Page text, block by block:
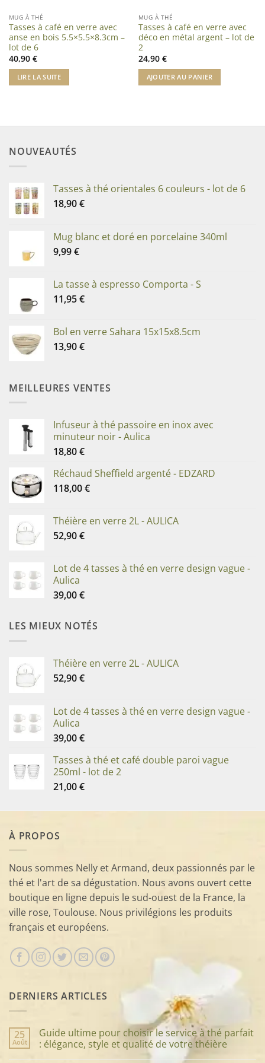
MUG À THÉ
Tasses à café en verre avec
anse en bois 5.5×5.5×8.3cm –
lot de 6
40,90 €
LIRE LA SUITE
MUG À THÉ
Tasses à café en verre avec
déco en métal argent – lot de
2
24,90 €
AJOUTER AU PANIER
NOUVEAUTÉS
Tasses à thé orientales 6 couleurs - lot de 6
18,90€
Mug blanc et doré en porcelaine 340ml
9,99€
La tasse à espresso Comporta - S
11,95€
Bol en verre Sahara 15x15x8.5cm
13,90€
MEILLEURES VENTES
Infuseur à thé passoire en inox avec
minuteur noir - Aulica
18,80€
Réchaud Sheffield argenté - EDZARD
118,00€
Théière en verre 2L - AULICA
52,90€
Lot de 4 tasses à thé en verre design vague -
Aulica
39,00€
LES MIEUX NOTÉS
Théière en verre 2L - AULICA
52,90€
Lot de 4 tasses à thé en verre design vague -
Aulica
39,00€
Tasses à thé et café double paroi vague
250ml - lot de 2
21,00€
À PROPOS
Nous sommes Nelly et Armand, deux passionnés par le
thé et l'art de sa dégustation. Nous avons ouvert cette
boutique en ligne depuis le sud-ouest de la France, la
ville rose, Toulouse. Nous privilégions les produits
français et européens.
DERNIERS ARTICLES
25
Août
Guide ultime pour choisir le service à thé parfait
: élégance, style et qualité de votre théière